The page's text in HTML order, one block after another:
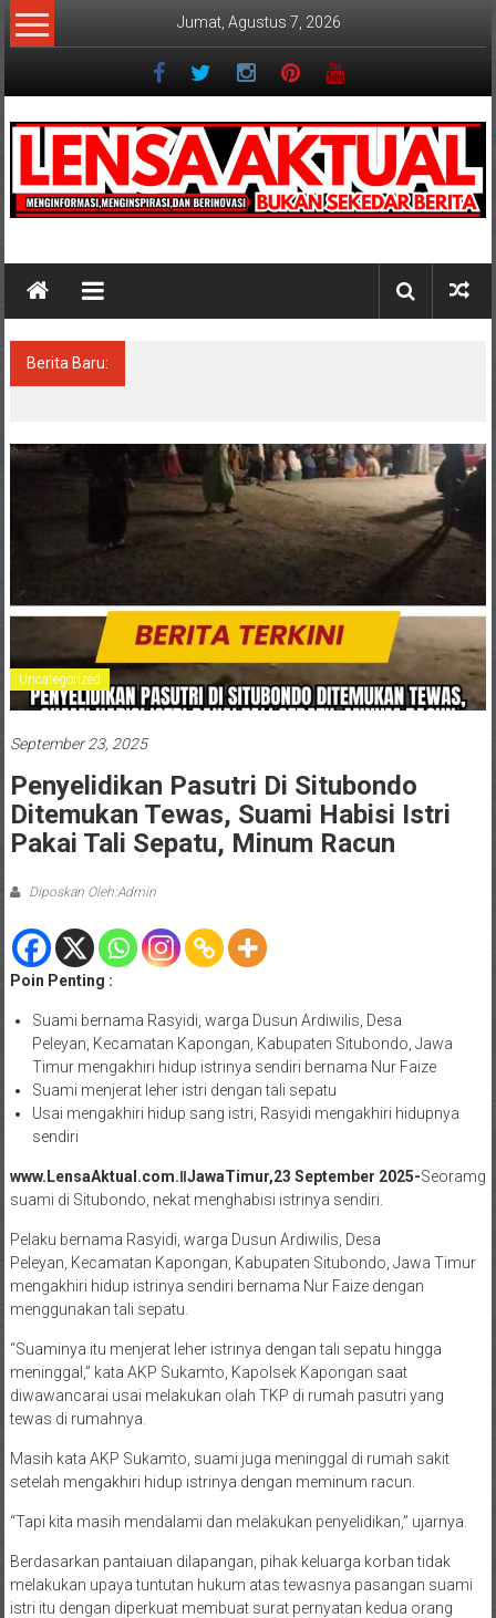
Lompat
ke
Jumat, Agustus 7, 2026
Berita Baru:
Uncategorized
September 23, 2025
Penyelidikan Pasutri Di Situbondo
Ditemukan Tewas, Suami Habisi Istri
Pakai Tali Sepatu, Minum Racun
Diposkan Oleh:Admin
Poin Penting :
Suami bernama Rasyidi, warga Dusun Ardiwilis, Desa
Peleyan, Kecamatan Kapongan, Kabupaten Situbondo, Jawa
Timur mengakhiri hidup istrinya sendiri bernama Nur Faize
Suami menjerat leher istri dengan tali sepatu
Usai mengakhiri hidup sang istri, Rasyidi mengakhiri hidupnya
sendiri
www.LensaAktual.com.ǁJawaTimur,23 September 2025-Seoramg
suami di Situbondo, nekat menghabisi istrinya sendiri.
Pelaku bernama Rasyidi, warga Dusun Ardiwilis, Desa
Peleyan, Kecamatan Kapongan, Kabupaten Situbondo, Jawa Timur
mengakhiri hidup istrinya sendiri bernama Nur Faize dengan
menggunakan tali sepatu.
“Suaminya itu menjerat leher istrinya dengan tali sepatu hingga
meninggal,” kata AKP Sukamto, Kapolsek Kapongan saat
diwawancarai usai melakukan olah TKP di rumah pasutri yang
tewas di rumahnya.
Masih kata AKP Sukamto, suami juga meninggal di rumah sakit
setelah mengakhiri hidup istrinya dengan meminum racun.
“Tapi kita masih mendalami dan melakukan penyelidikan,” ujarnya.
Berdasarkan pantaiuan dilapangan, pihak keluarga korban tidak
melakukan upaya tuntutan hukum atas tewasnya pasangan suami
istri itu dengan diperkuat membuat surat pernyatan kedua orang